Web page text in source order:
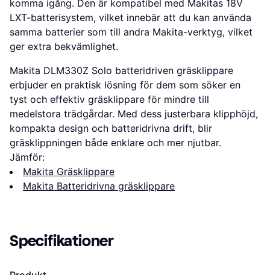
komma igång. Den är kompatibel med Makitas 18V
LXT-batterisystem, vilket innebär att du kan använda
samma batterier som till andra Makita-verktyg, vilket
ger extra bekvämlighet.
Makita DLM330Z Solo batteridriven gräsklippare
erbjuder en praktisk lösning för dem som söker en
tyst och effektiv gräsklippare för mindre till
medelstora trädgårdar. Med dess justerbara klipphöjd,
kompakta design och batteridrivna drift, blir
gräsklippningen både enklare och mer njutbar.
Jämför:
Makita Gräsklippare
Makita Batteridrivna gräsklippare
Specifikationer